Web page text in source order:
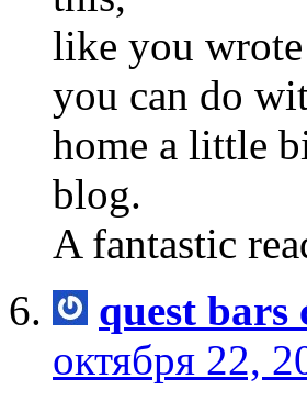
like you
you can do
home a little
blog.
A fantastic
quest bars
октября 22,